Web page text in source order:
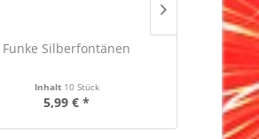
Funke Silberfontänen
Inhalt 10 Stück
5,99 € *
NICO